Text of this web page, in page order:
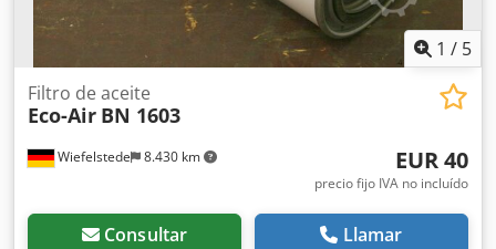
1 / 5
Wiefelstede 8.430 km
Filtro de aceite
Eco-Air BN 1603
EUR 40
precio fijo IVA no incluído
Consultar Llamar